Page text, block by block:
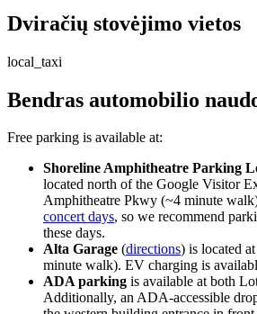
Dviračių stovėjimo vietos
local_taxi
Bendras automobilio
Free parking is available at:
Shoreline Amphitheatre Parking
located north of the Google Visitor
Amphitheatre Pkwy (~4 minute
concert days, so we recommend
these days.
Alta Garage (directions) is located
minute walk). EV charging is
ADA parking is available at both
Additionally, an ADA-accessible